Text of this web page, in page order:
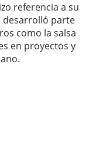
referencia a su
desarrolló parte
como la salsa
en proyectos y